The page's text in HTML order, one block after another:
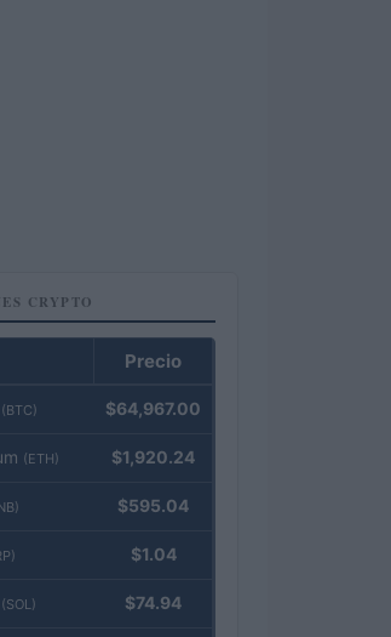
CRYPTO
Precio
(BTC) $64,967.00
(ETH) $1,920.24
$595.04
$1.04
(SOL) $74.94